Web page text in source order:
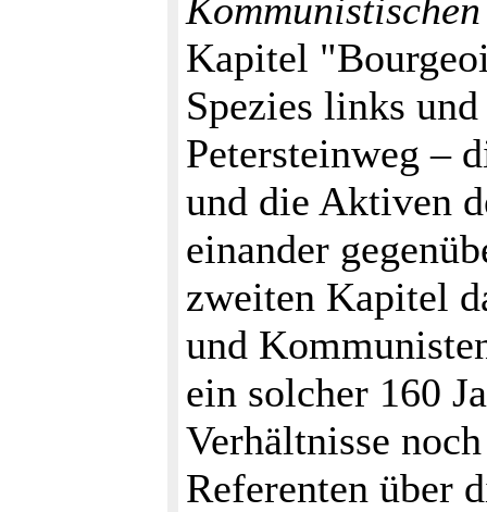
Kapitel
Spezies links
Petersteinweg –
und die Aktiven
einander
zweiten Kapitel
und
ein solcher 160
Verhältnisse
Referenten über